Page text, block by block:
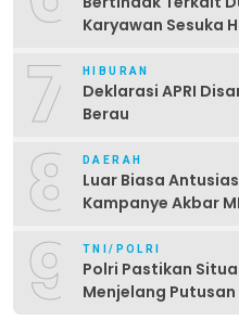
Karyawan Sesuka
7 HIBURAN
Deklarasi APRI
Berau
8 DAERAH
Luar Biasa
Kampanye Akbar
9 TNI/POLRI
Polri Pastikan
Menjelang